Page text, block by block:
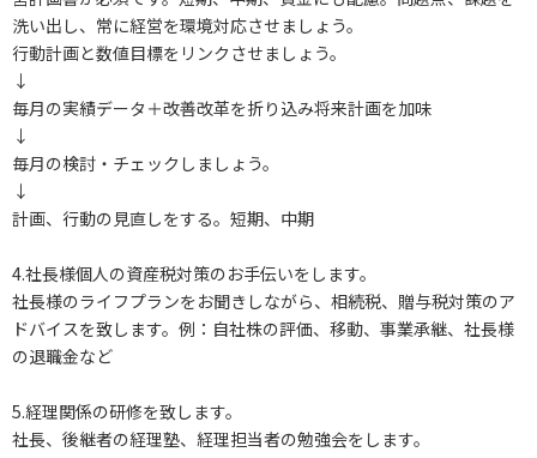
洗い出し、常に経営を環境対応させましょう。
行動計画と数値目標をリンクさせましょう。
↓
毎月の実績データ＋改善改革を折り込み将来計画を加味
↓
毎月の検討・チェックしましょう。
↓
計画、行動の見直しをする。短期、中期
4.社長様個人の資産税対策のお手伝いをします。
社長様のライフプランをお聞きしながら、相続税、贈与税対策のア
ドバイスを致します。例：自社株の評価、移動、事業承継、社長様
の退職金など
5.経理関係の研修を致します。
社長、後継者の経理塾、経理担当者の勉強会をします。